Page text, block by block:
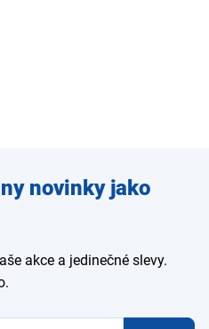
novinky jako
akce a jedinečné slevy.